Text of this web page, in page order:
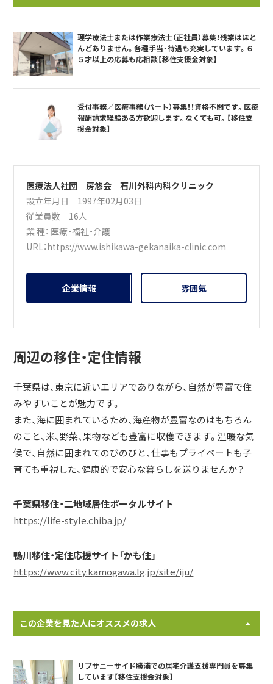
理学療法士または作業療法士（正社員）募集！残業はほと
んどありません。各種手当・待遇も充実しています。６
５才以上の応募も応相談【移住支援金対象】
受付事務／医療事務（パート）募集！！資格不問です。医療
報酬請求経験ある方歓迎します。なくても可。【移住支
援金対象】
医療法人社団 房悠会 石川外科内科クリニック
設立年月日 1997年02月03日
従業員数 16人
業 種： 医療・福祉・介護
URL：https://www.ishikawa-gekanaika-clinic.com
企業情報 雰囲気
周辺の移住・定住情報
千葉県は、東京に近いエリアでありながら、自然が豊富で住
みやすいことが魅力です。
また、海に囲まれているため、海産物が豊富なのはもちろん
のこと、米、野菜、果物なども豊富に収穫できます。温暖な気
候で、自然に囲まれてのびのびと、仕事もプライベートも子
育ても重視した、健康的で安心な暮らしを送りませんか？
千葉県移住・二地域居住ポータルサイト
https://life-style.chiba.jp/
鴨川移住・定住応援サイト「かも住」
https://www.city.kamogawa.lg.jp/site/iju/
この企業を見た人にオススメの求人
リブサニーサイド勝浦での居宅介護支援専門員を募集
しています【移住支援金対象】